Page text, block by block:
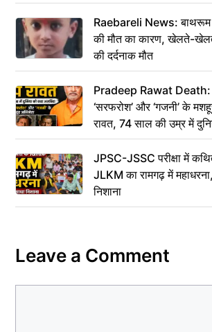
Raebareli News: बाथरूम
की मौत का कारण, खेलते-
की दर्दनाक मौत
Pradeep Rawat Death:
‘सरफरोश’ और ‘गजनी’ के
रावत, 74 साल की उम्र में
JPSC-JSSC परीक्षा में
JLKM का रामगढ़ में
निशाना
Leave a Comment